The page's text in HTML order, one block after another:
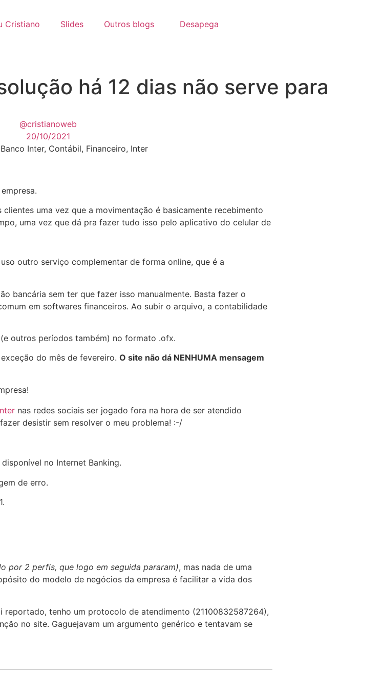
Cristiano Slides Outros blogs Desapega
há 12 dias não serve para
@cristianoweb
20/10/2021
Banco Inter, Contábil, Financeiro, Inter
uma vez que a movimentação é basicamente recebimento
uma vez que dá pra fazer tudo isso pelo aplicativo do celular de
outro serviço complementar de forma online, que é a
bancária sem ter que fazer isso manualmente. Basta fazer o
em softwares financeiros. Ao subir o arquivo, a contabilidade
outros períodos também) no formato .ofx.
do mês de fevereiro. O site não dá NENHUMA mensagem
nas redes sociais ser jogado fora na hora de ser atendido
desistir sem resolver o meu problema! :-/
no Internet Banking.
de erro.
por 2 perfis, que logo em seguida pararam), mas nada de uma
do modelo de negócios da empresa é facilitar a vida dos
tenho um protocolo de atendimento (21100832587264),
no site. Gaguejavam um argumento genérico e tentavam se